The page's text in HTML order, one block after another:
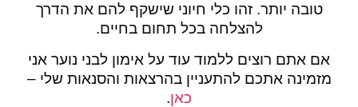
טובה יותר. זהו כלי חיוני שישקף להם את הדרך
להצלחה בכל תחום בחיים.
אם אתם רוצים ללמוד עוד על אימון לבני נוער אני
מזמינה אתכם להתעניין בהרצאות והסנאות שלי –
כאן.